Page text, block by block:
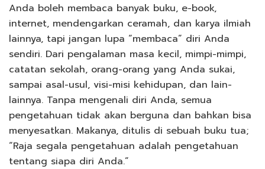
Anda boleh membaca banyak buku, e-book,
internet, mendengarkan ceramah, dan karya ilmiah
lainnya, tapi jangan lupa “membaca” diri Anda
sendiri. Dari pengalaman masa kecil, mimpi-mimpi,
catatan sekolah, orang-orang yang Anda sukai,
sampai asal-usul, visi-misi kehidupan, dan lain-
lainnya. Tanpa mengenali diri Anda, semua
pengetahuan tidak akan berguna dan bahkan bisa
menyesatkan. Makanya, ditulis di sebuah buku tua;
“Raja segala pengetahuan adalah pengetahuan
tentang siapa diri Anda.”